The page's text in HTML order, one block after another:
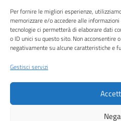
Per fornire le migliori esperienze,
memorizzare e/o accedere alle
tecnologie ci permetterà di elaborare dati
o ID unici su questo sito. Non acconsentire
negativamente su alcune caratteristiche e
Gestisci servizi
Nega
Albo online
Pn 21/27
Ptof
Iscrizioni
Sicurezza
Amministrazione Trasparente
Dichiarazione di